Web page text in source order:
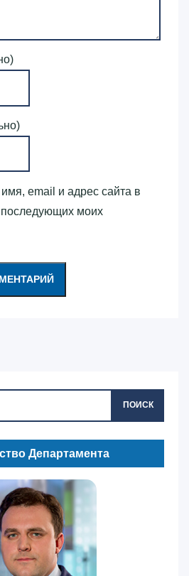
email и адрес сайта в
последующих моих
ПОИСК
Департамента